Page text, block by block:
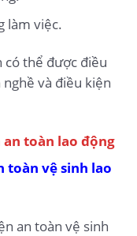
làm việc.
có thể được điều
và điều kiện
toàn lao động
toàn vệ sinh lao
an toàn vệ sinh